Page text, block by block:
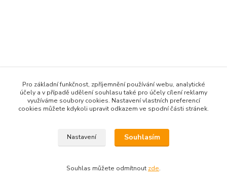
Pro základní funkčnost, zpříjemnění používání webu, analytické
účely a v případě udělení souhlasu také pro účely cílení reklamy
využíváme soubory cookies. Nastavení vlastních preferencí
cookies můžete kdykoli upravit odkazem ve spodní části stránek.
Nastavení Souhlasím
Souhlas můžete odmítnout zde.